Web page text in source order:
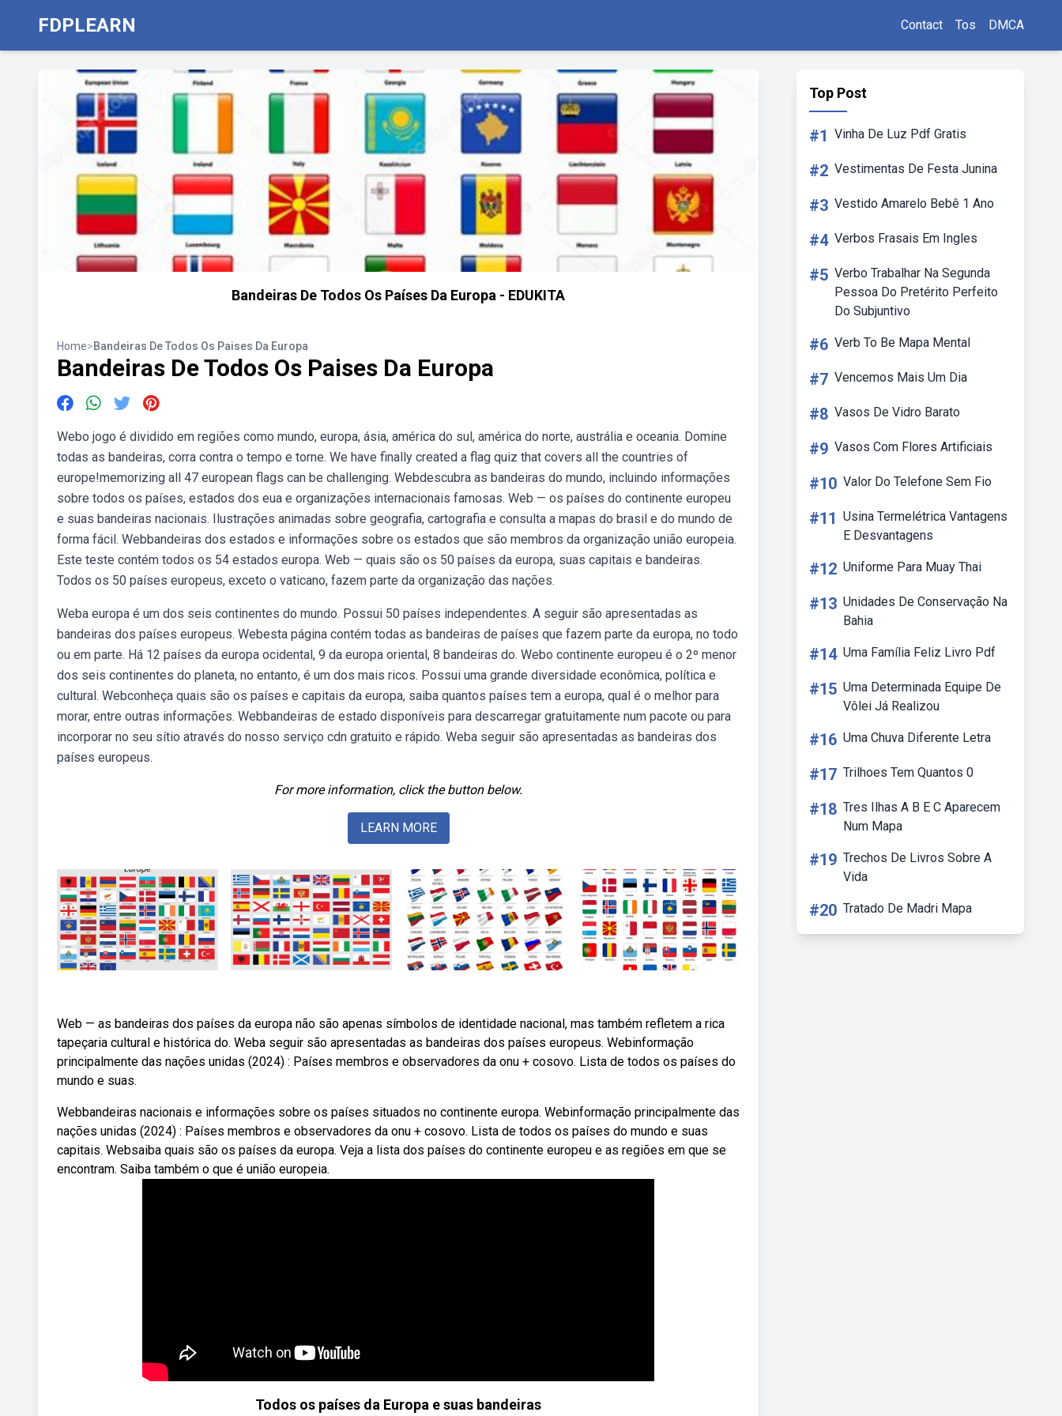
FDPLEARN Contact Tos DMCA
Bandeiras De Todos Os Países Da Europa - EDUKITA
Home>Bandeiras De Todos Os Paises Da Europa
Bandeiras De Todos Os Paises Da Europa
Webo jogo é dividido em regiões como mundo, europa, ásia, américa do sul, américa do norte, austrália e oceania. Domine
todas as bandeiras, corra contra o tempo e torne. We have finally created a flag quiz that covers all the countries of
europe!memorizing all 47 european flags can be challenging. Webdescubra as bandeiras do mundo, incluindo informações
sobre todos os países, estados dos eua e organizações internacionais famosas. Web — os países do continente europeu
e suas bandeiras nacionais. Ilustrações animadas sobre geografia, cartografia e consulta a mapas do brasil e do mundo de
forma fácil. Webbandeiras dos estados e informações sobre os estados que são membros da organização união europeia.
Este teste contém todos os 54 estados europa. Web — quais são os 50 países da europa, suas capitais e bandeiras.
Todos os 50 países europeus, exceto o vaticano, fazem parte da organização das nações.
Weba europa é um dos seis continentes do mundo. Possui 50 países independentes. A seguir são apresentadas as
bandeiras dos países europeus. Webesta página contém todas as bandeiras de países que fazem parte da europa, no todo
ou em parte. Há 12 países da europa ocidental, 9 da europa oriental, 8 bandeiras do. Webo continente europeu é o 2º menor
dos seis continentes do planeta, no entanto, é um dos mais ricos. Possui uma grande diversidade econômica, política e
cultural. Webconheça quais são os países e capitais da europa, saiba quantos países tem a europa, qual é o melhor para
morar, entre outras informações. Webbandeiras de estado disponíveis para descarregar gratuitamente num pacote ou para
incorporar no seu sítio através do nosso serviço cdn gratuito e rápido. Weba seguir são apresentadas as bandeiras dos
países europeus.
For more information, click the button below.
LEARN MORE
Web — as bandeiras dos países da europa não são apenas símbolos de identidade nacional, mas também refletem a rica
tapeçaria cultural e histórica do. Weba seguir são apresentadas as bandeiras dos países europeus. Webinformação
principalmente das nações unidas (2024) : Países membros e observadores da onu + cosovo. Lista de todos os países do
mundo e suas.
Webbandeiras nacionais e informações sobre os países situados no continente europa. Webinformação principalmente das
nações unidas (2024) : Países membros e observadores da onu + cosovo. Lista de todos os países do mundo e suas
capitais. Websaiba quais são os países da europa. Veja a lista dos países do continente europeu e as regiões em que se
encontram. Saiba também o que é união europeia.
Todos os países da Europa e suas bandeiras
Top Post
#1 Vinha De Luz Pdf Gratis
#2 Vestimentas De Festa Junina
#3 Vestido Amarelo Bebê 1 Ano
#4 Verbos Frasais Em Ingles
#5 Verbo Trabalhar Na Segunda
Pessoa Do Pretérito Perfeito
Do Subjuntivo
#6 Verb To Be Mapa Mental
#7 Vencemos Mais Um Dia
#8 Vasos De Vidro Barato
#9 Vasos Com Flores Artificiais
#10 Valor Do Telefone Sem Fio
#11 Usina Termelétrica Vantagens
E Desvantagens
#12 Uniforme Para Muay Thai
#13 Unidades De Conservação Na
Bahia
#14 Uma Família Feliz Livro Pdf
#15 Uma Determinada Equipe De
Vôlei Já Realizou
#16 Uma Chuva Diferente Letra
#17 Trilhoes Tem Quantos 0
#18 Tres Ilhas A B E C Aparecem
Num Mapa
#19 Trechos De Livros Sobre A
Vida
#20 Tratado De Madri Mapa